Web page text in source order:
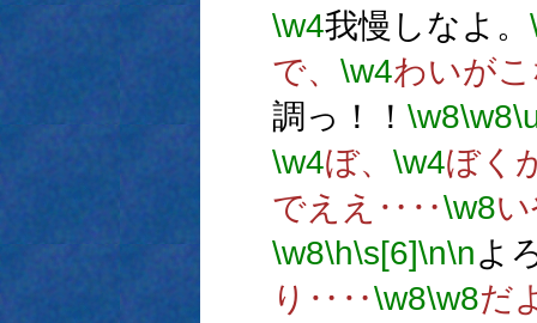
\w4我慢しなよ。
で、 \w4わいが
調っ！！ \w8\w8
\w4ぼ、 \w4ぼく
でええ‥‥\w8
\w8\h\s[6]\n\nよ
り‥‥\w8\w8だ